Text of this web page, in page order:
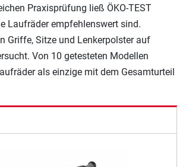
Praxisprüfung ließ ÖKO-TEST
Laufräder empfehlenswert sind.
Griffe, Sitze und Lenkerpolster auf
Von 10 getesteten Modellen
als einzige mit dem Gesamturteil